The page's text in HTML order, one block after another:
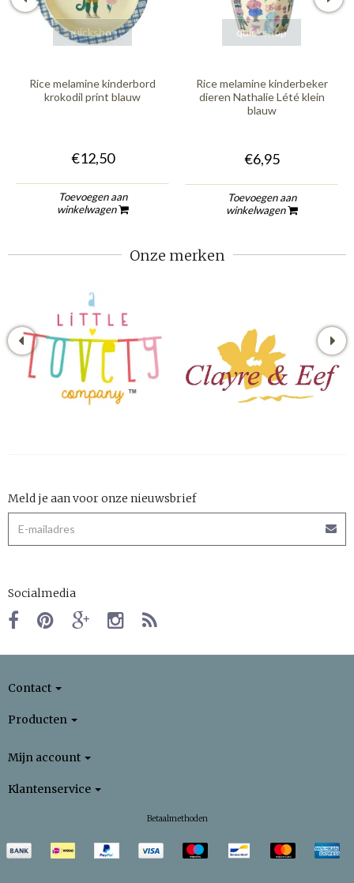
quickshop
Rice melamine kinderbord
krokodil print blauw
€12,50
Toevoegen aan
winkelwagen
quickshop
Rice melamine kinderbeker
dieren Nathalie Lété klein
blauw
€6,95
Toevoegen aan
winkelwagen
Onze merken
Meld je aan voor onze nieuwsbrief
Socialmedia
Contact
Producten
Mijn account
Klantenservice
Betaalmethoden